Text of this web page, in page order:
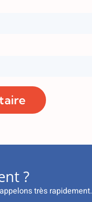
?
très rapidement.